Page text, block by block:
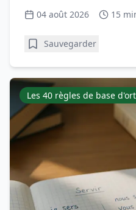
04 août 2026 15
Sauvegarder
Les 40 règles de base